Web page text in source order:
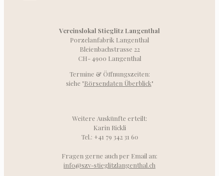
Vereinslokal Stieglitz Langenthal
Porzelanfabrik Langenthal
Bleienbachstrasse 22
CH- 4900 Langenthal
Termine & Öffnungszeiten:
siehe "Börsendaten Überblick"
Weitere Auskünfte erteilt:
Karin Rickli
Tel.: +41 79 342 31 60
Fragen gerne auch per Email an:
info@szv-stieglitzlangenthal.ch